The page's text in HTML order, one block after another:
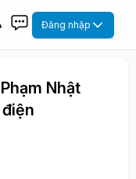
Đăng nhập
Nhật